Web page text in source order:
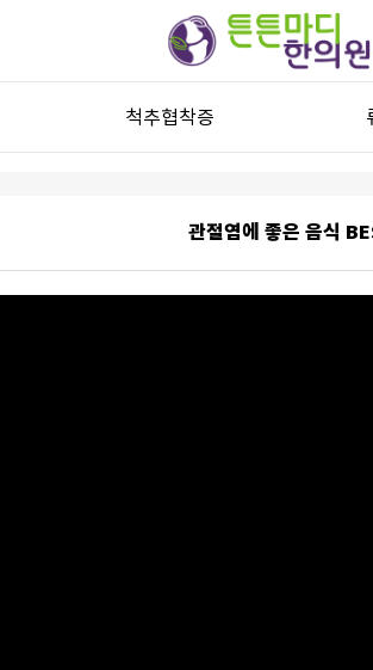
척추협착증
허리디스크
퇴행성디스크
류
관절염에 좋은 음식